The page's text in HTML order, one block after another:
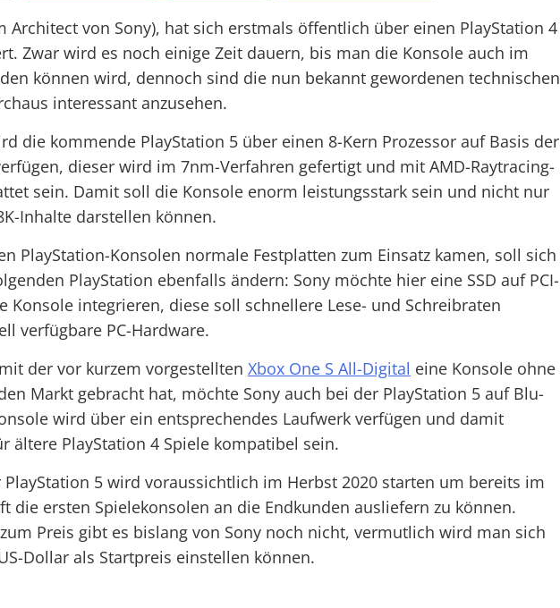
Architect von Sony), hat sich erstmals öffentlich über einen PlayStation 4
Zwar wird es noch einige Zeit dauern, bis man die Konsole auch im
können wird, dennoch sind die nun bekannt gewordenen technischen
interessant anzusehen.
die kommende PlayStation 5 über einen 8-Kern Prozessor auf Basis der
dieser wird im 7nm-Verfahren gefertigt und mit AMD-Raytracing-
sein. Damit soll die Konsole enorm leistungsstark sein und nicht nur
Inhalte darstellen können.
PlayStation-Konsolen normale Festplatten zum Einsatz kamen, soll sich
PlayStation ebenfalls ändern: Sony möchte hier eine SSD auf PCI-
Konsole integrieren, diese soll schnellere Lese- und Schreibraten
verfügbare PC-Hardware.
der vor kurzem vorgestellten Xbox One S All-Digital eine Konsole ohne
Markt gebracht hat, möchte Sony auch bei der PlayStation 5 auf Blu-
wird über ein entsprechendes Laufwerk verfügen und damit
ältere PlayStation 4 Spiele kompatibel sein.
5 wird voraussichtlich im Herbst 2020 starten um bereits im
die ersten Spielekonsolen an die Endkunden ausliefern zu können.
Preis gibt es bislang von Sony noch nicht, vermutlich wird man sich
Dollar als Startpreis einstellen können.